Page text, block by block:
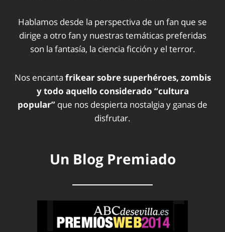
Hablamos desde la perspectiva de un fan que se
dirige a otro fan y nuestras temáticas preferidas
son la fantasía, la ciencia ficción y el terror.
Nos encanta frikear sobre superhéroes, zombis
y todo aquello considerado “cultura
popular” que nos despierta nostalgia y ganas de
disfrutar.
Un Blog Premiado